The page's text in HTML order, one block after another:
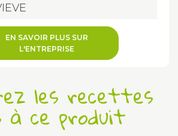
EN SAVOIR PLUS SUR
L'ENTREPRISE
les recettes
à ce produit